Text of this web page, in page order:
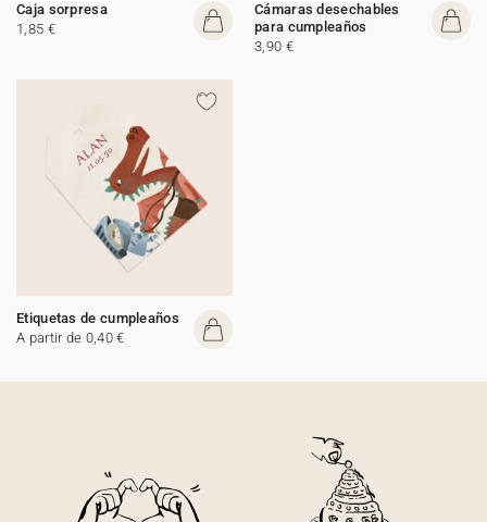
Caja sorpresa
1,85 €
Cámaras desechables
para cumpleaños
3,90 €
Etiquetas de cumpleaños
A partir de 0,40 €